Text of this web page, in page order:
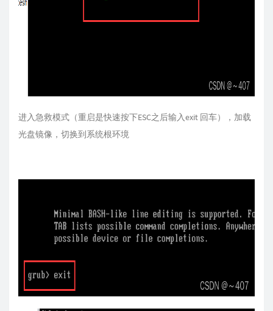
进入急救模式（重启是快速按下ESC之后输入exit 回车），加载
光盘镜像，切换到系统根环境